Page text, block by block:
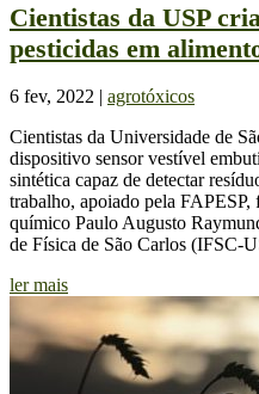
Cientistas da USP
pesticidas em
6 fev, 2022 | agrotóxicos
Cientistas da Universidade de
dispositivo sensor vestível
sintética capaz de detectar
trabalho, apoiado pela
químico Paulo Augusto
de Física de São Carlos (IFSC-
ler mais